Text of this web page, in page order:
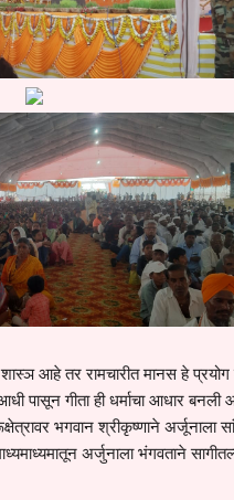
शास्ञ आहे तर रामचारीत मानस हे
पासून गीता ही धर्माचा आधार
भगवान श्रीकृष्णाने अर्जूनाला
अर्जुनाला भंगवताने